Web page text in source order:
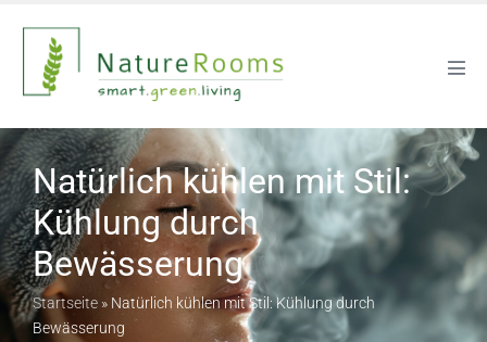
Natürlich kühlen mit Stil:
Kühlung durch
Bewässerung
Startseite » Natürlich kühlen mit Stil: Kühlung durch
Bewässerung